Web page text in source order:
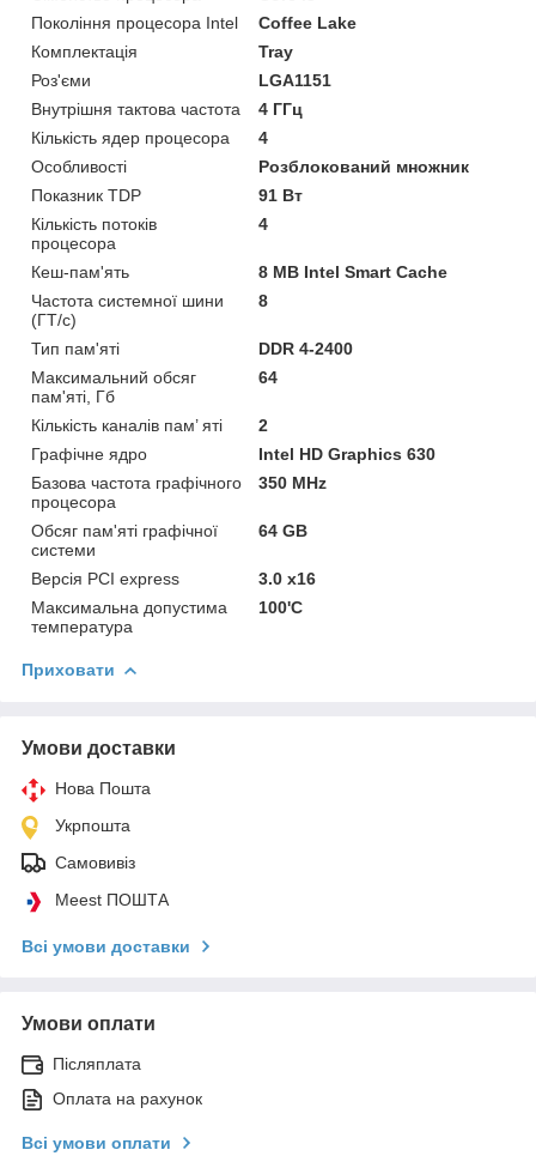
Покоління процесора Intel
Coffee Lake
Комплектація
Tray
Роз'єми
LGA1151
Внутрішня тактова частота
4 ГГц
Кількість ядер процесора
4
Особливості
Розблокований множник
Показник TDP
91 Вт
Кількість потоків
процесора
4
Кеш-пам'ять
8 MB Intel Smart Cache
Частота системної шини
(ГТ/с)
8
Тип пам'яті
DDR 4-2400
Максимальний обсяг
пам'яті, Гб
64
Кількість каналів пам’ яті
2
Графічне ядро
Intel HD Graphics 630
Базова частота графічного
процесора
350 MHz
Обсяг пам'яті графічної
системи
64 GB
Версія PCI express
3.0 x16
Максимальна допустима
температура
100'C
Приховати
Умови доставки
Нова Пошта
Укрпошта
Самовивіз
Meest ПОШТА
Всі умови доставки
Умови оплати
Післяплата
Оплата на рахунок
Всі умови оплати